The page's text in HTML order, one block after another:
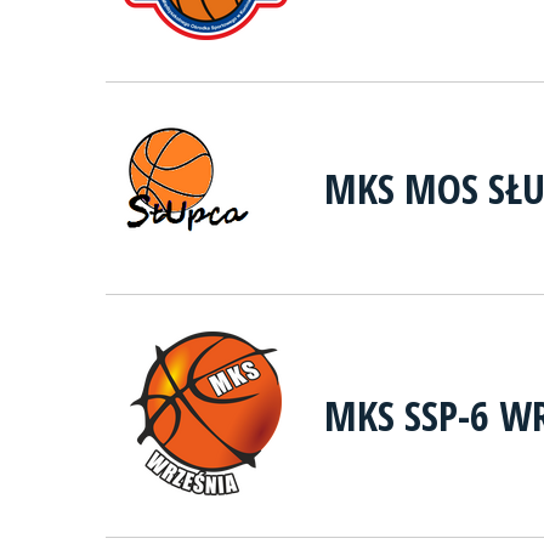
MKS MOS
MKS SSP-6